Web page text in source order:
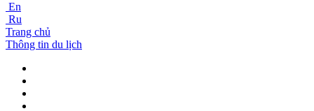
En
Ru
Trang chủ
Thông tin du lịch